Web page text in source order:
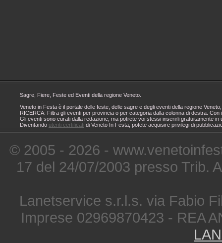
Sagre, Fiere, Feste ed Eventi della regione Veneto.
Veneto in Festa è il portale delle feste, delle sagre e degli eventi della regione
RICERCA: Filtra gli eventi per provincia o per categoria dalla colonna di destra.
Gli eventi sono curati dalla redazione, ma potrete voi stessi inserirli gratuitamente
Diventando utenti certificati di Veneto In Festa, potete acquisire privilegi di
© 2005 - 2026 -
17 del 24/07/2003 presso Trib.
Lanetservice s.r.l.s. via Fabio
Imprese 02969870423 - REA